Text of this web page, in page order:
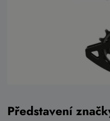
Představení